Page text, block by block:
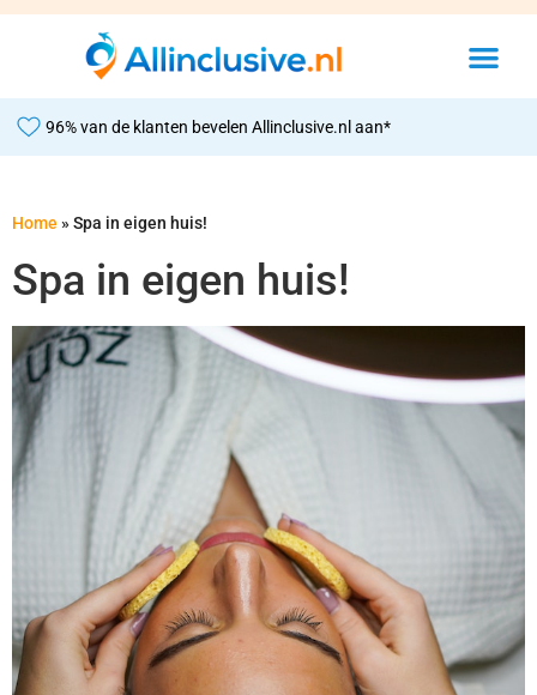
96% van de klanten bevelen Allinclusive.nl aan*
Home » Spa in eigen huis!
Spa in eigen huis!